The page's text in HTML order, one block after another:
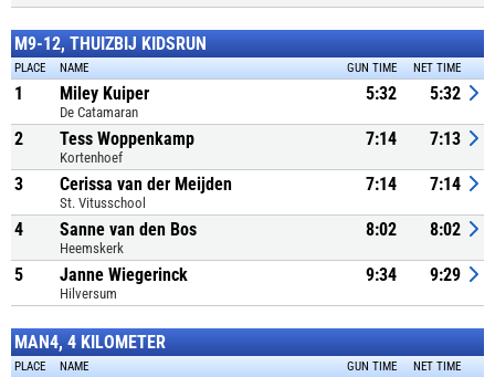
M9-12, THUIZBIJ KIDSRUN
PLACE NAME GUN TIME NET TIME
1 Miley Kuiper
De Catamaran
5:32 5:32
2 Tess Woppenkamp
Kortenhoef
7:14 7:13
3 Cerissa van der Meijden
St. Vitusschool
7:14 7:14
4 Sanne van den Bos
Heemskerk
8:02 8:02
5 Janne Wiegerinck
Hilversum
9:34 9:29
MAN4, 4 KILOMETER
PLACE NAME GUN TIME NET TIME